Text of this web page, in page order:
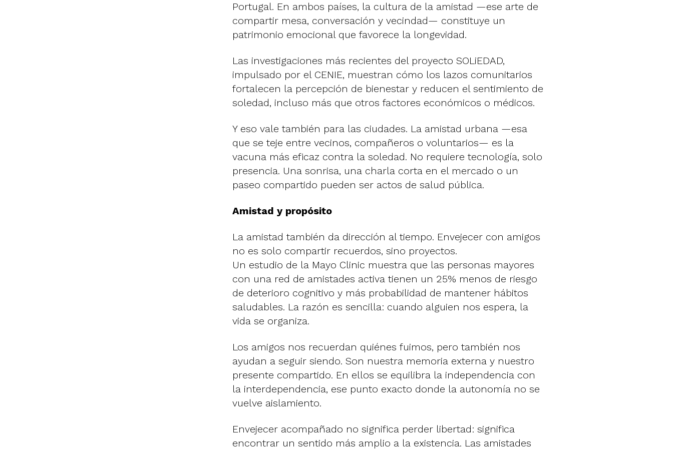
Portugal. En ambos países, la cultura de la amistad —ese arte de
compartir mesa, conversación y vecindad— constituye un
patrimonio emocional que favorece la longevidad.
Las investigaciones más recientes del proyecto SOLiEDAD,
impulsado por el CENIE, muestran cómo los lazos comunitarios
fortalecen la percepción de bienestar y reducen el sentimiento de
soledad, incluso más que otros factores económicos o médicos.
Y eso vale también para las ciudades. La amistad urbana —esa
que se teje entre vecinos, compañeros o voluntarios— es la
vacuna más eficaz contra la soledad. No requiere tecnología, solo
presencia. Una sonrisa, una charla corta en el mercado o un
paseo compartido pueden ser actos de salud pública.
Amistad y propósito
La amistad también da dirección al tiempo. Envejecer con amigos
no es solo compartir recuerdos, sino proyectos.
Un estudio de la Mayo Clinic muestra que las personas mayores
con una red de amistades activa tienen un 25% menos de riesgo
de deterioro cognitivo y más probabilidad de mantener hábitos
saludables. La razón es sencilla: cuando alguien nos espera, la
vida se organiza.
Los amigos nos recuerdan quiénes fuimos, pero también nos
ayudan a seguir siendo. Son nuestra memoria externa y nuestro
presente compartido. En ellos se equilibra la independencia con
la interdependencia, ese punto exacto donde la autonomía no se
vuelve aislamiento.
Envejecer acompañado no significa perder libertad: significa
encontrar un sentido más amplio a la existencia. Las amistades